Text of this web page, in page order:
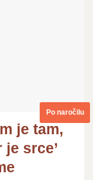
Po naročilu
je tam,
je srce’